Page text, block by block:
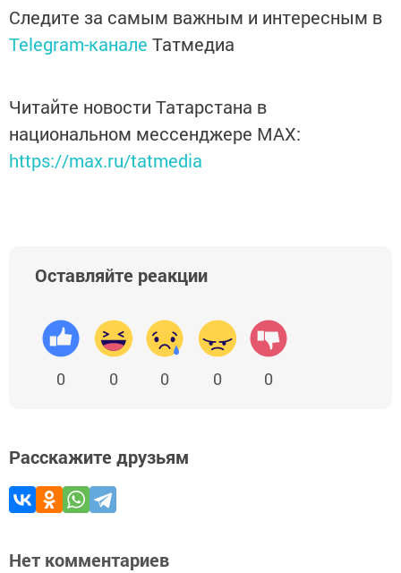
Следите за самым важным и интересным в
Telegram-канале Татмедиа
Читайте новости Татарстана в
национальном мессенджере MАХ:
https://max.ru/tatmedia
Оставляйте реакции
0 0 0 0 0
Расскажите друзьям
Нет комментариев